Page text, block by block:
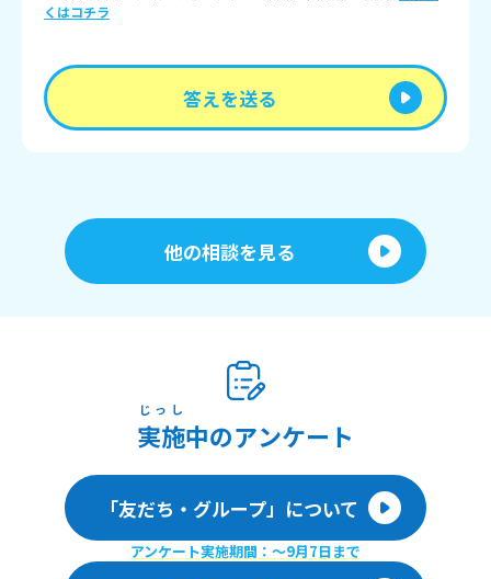
くはコチラ
答えを送る
他の相談を見る
実施
じっし
中のアンケート
「友だち・グループ」について
アンケート実施期間：〜9月7日まで